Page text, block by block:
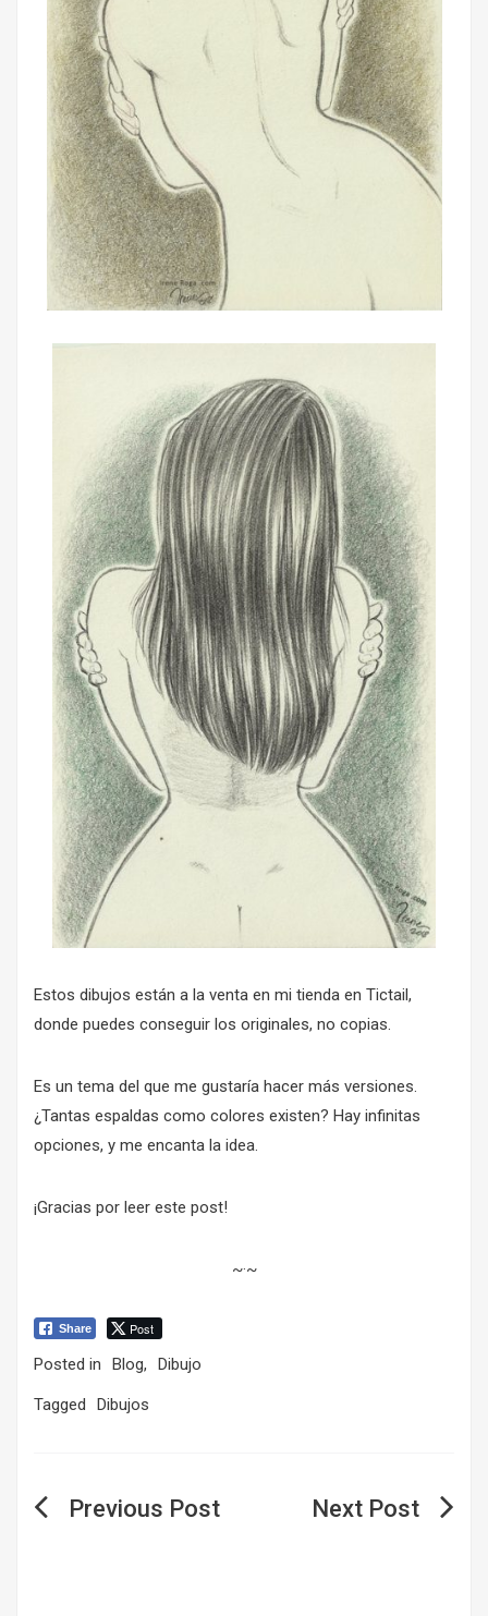
Estos dibujos están a la venta en mi tienda en Tictail,
donde puedes conseguir los originales, no copias.
Es un tema del que me gustaría hacer más versiones.
¿Tantas espaldas como colores existen? Hay infinitas
opciones, y me encanta la idea.
¡Gracias por leer este post!
~·~
Share Post
Posted in Blog, Dibujo
Tagged Dibujos
Navegación